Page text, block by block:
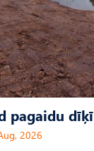
pagaidu dīķī
2026